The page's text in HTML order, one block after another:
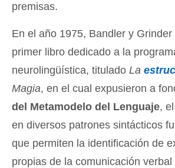
premisas.
En el año 1975, Bandler y Grinder
primer libro dedicado a la
neurolingüística, titulado La
Magia, en el cual expusieron a
del Metamodelo del Lenguaje,
en diversos patrones sintácticos
que permiten la identificación de
propias de la comunicación verbal